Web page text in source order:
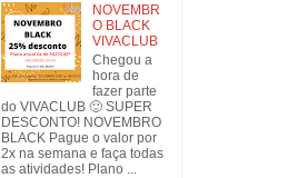
NOVEMBR
O BLACK
VIVACLUB
Chegou a
hora de
fazer parte
do VIVACLUB 🙂 SUPER
DESCONTO! NOVEMBRO
BLACK Pague o valor por
2x na semana e faça todas
as atividades! Plano ...